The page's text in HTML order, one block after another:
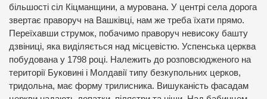
більшості сіл Кіцманщини, а мурована. У центрі села дорога
звертає праворуч на Вашківці, нам же треба їхати прямо.
Переїхавши струмок, побачимо праворуч невисоку башту
дзвіниці, яка виділяється над місцевістю. Успенська церква
побудована у 1798 році. Належить до розповсюдженого на
території Буковині і Молдавії типу безкупольних церков,
тридольна, має форму трилисника. Вишуканість фасадам